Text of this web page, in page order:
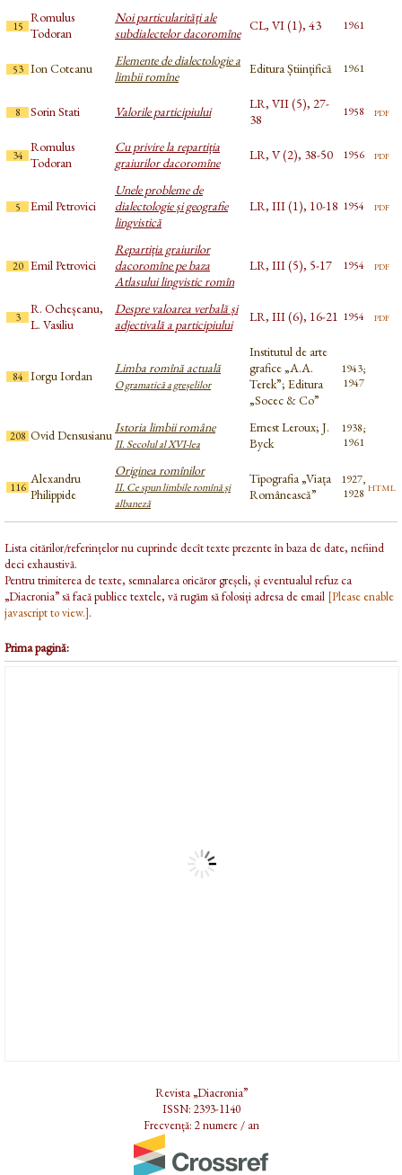
15
Romulus
Todoran
Noi particularități ale
subdialectelor dacoromîne CL, VI (1), 43 1961
53 Ion Coteanu
Elemente de dialectologie a
limbii romîne
Editura Științifică 1961
8 Sorin Stati Valorile participiului
LR, VII (5), 27-
38
1958 pdf
34
Romulus
Todoran
Cu privire la repartiția
graiurilor dacoromîne
LR, V (2), 38-50 1956 pdf
5 Emil Petrovici
Unele probleme de
dialectologie și geografie
lingvistică
LR, III (1), 10-18 1954 pdf
20 Emil Petrovici
Repartiția graiurilor
dacoromîne pe baza
Atlasului lingvistic romîn
LR, III (5), 5-17 1954 pdf
3
R. Ocheșeanu,
L. Vasiliu
Despre valoarea verbală și
adjectivală a participiului
LR, III (6), 16-21 1954 pdf
84 Iorgu Iordan Limba romînă actuală
O gramatică a greșelilor
Institutul de arte
grafice „A.A.
Terek”; Editura
„Socec & Co”
1943;
1947
208 Ovid DensusianuIstoria limbii române
II. Secolul al XVI-lea
Ernest Leroux; J.
Byck
1938;
1961
116
Alexandru
Philippide
Originea romînilor
II. Ce spun limbile romînă și
albaneză
Tipografia „Viața
Românească”
1927,
1928 html
Lista citărilor/referințelor nu cuprinde decît texte prezente în baza de date, nefiind
deci exhaustivă.
Pentru trimiterea de texte, semnalarea oricăror greșeli, și eventualul refuz ca
„Diacronia” să facă publice textele, vă rugăm să folosiți adresa de email [Please enable
javascript to view.].
Prima pagină:
Revista „Diacronia”
ISSN: 2393-1140
Frecvență: 2 numere / an